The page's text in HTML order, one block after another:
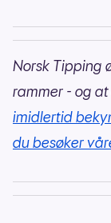
Norsk Tipping
rammer - og
imidlertid
du besøker